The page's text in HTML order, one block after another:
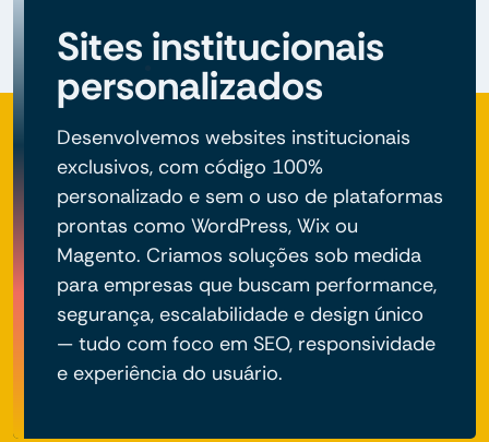
Sites institucionais
personalizados
Desenvolvemos websites institucionais
exclusivos, com código 100%
personalizado e sem o uso de plataformas
prontas como WordPress, Wix ou
Magento. Criamos soluções sob medida
para empresas que buscam performance,
segurança, escalabilidade e design único
— tudo com foco em SEO, responsividade
e experiência do usuário.